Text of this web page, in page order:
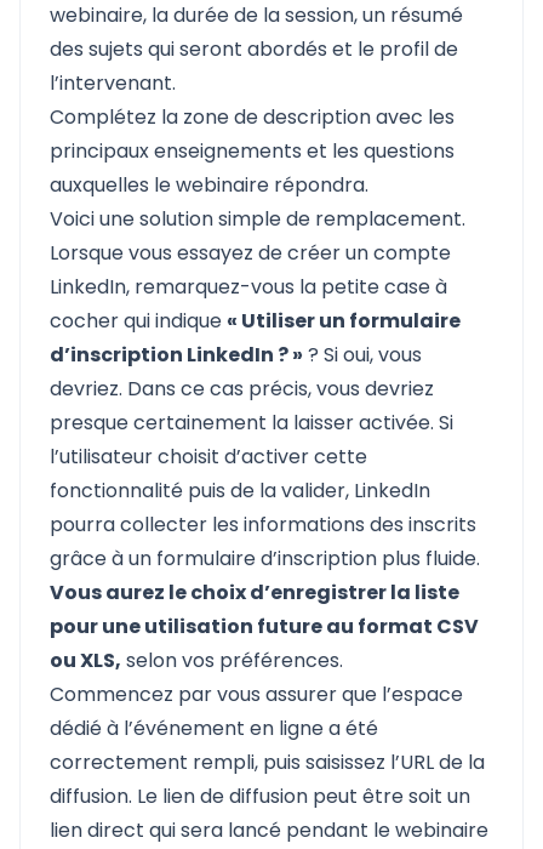
webinaire, la durée de la session, un résumé
des sujets qui seront abordés et le profil de
l’intervenant.
Complétez la zone de description avec les
principaux enseignements et les questions
auxquelles le webinaire répondra.
Voici une solution simple de remplacement.
Lorsque vous essayez de créer un compte
LinkedIn, remarquez-vous la petite case à
cocher qui indique « Utiliser un formulaire
d’inscription LinkedIn ? » ? Si oui, vous
devriez. Dans ce cas précis, vous devriez
presque certainement la laisser activée. Si
l’utilisateur choisit d’activer cette
fonctionnalité puis de la valider, LinkedIn
pourra collecter les informations des inscrits
grâce à un formulaire d’inscription plus fluide.
Vous aurez le choix d’enregistrer la liste
pour une utilisation future au format CSV
ou XLS, selon vos préférences.
Commencez par vous assurer que l’espace
dédié à l’événement en ligne a été
correctement rempli, puis saisissez l’URL de la
diffusion. Le lien de diffusion peut être soit un
lien direct qui sera lancé pendant le webinaire